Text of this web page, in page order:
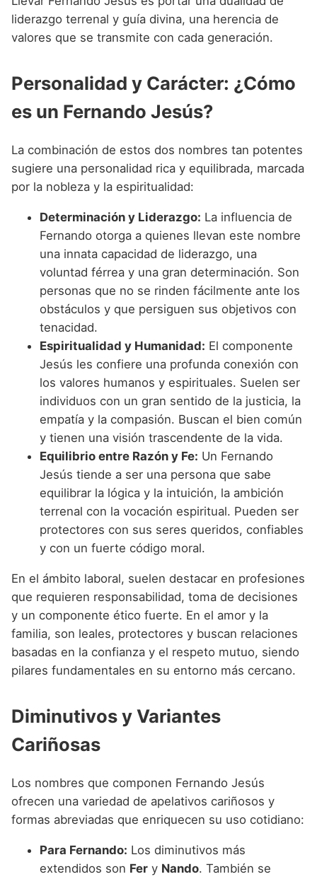
liderazgo terrenal y guía divina, una herencia de
valores que se transmite con cada generación.
Personalidad y Carácter: ¿Cómo
es un Fernando Jesús?
La combinación de estos dos nombres tan potentes
sugiere una personalidad rica y equilibrada, marcada
por la nobleza y la espiritualidad:
Determinación y Liderazgo: La influencia de
Fernando otorga a quienes llevan este nombre
una innata capacidad de liderazgo, una
voluntad férrea y una gran determinación. Son
personas que no se rinden fácilmente ante los
obstáculos y que persiguen sus objetivos con
tenacidad.
Espiritualidad y Humanidad: El componente
Jesús les confiere una profunda conexión con
los valores humanos y espirituales. Suelen ser
individuos con un gran sentido de la justicia, la
empatía y la compasión. Buscan el bien común
y tienen una visión trascendente de la vida.
Equilibrio entre Razón y Fe: Un Fernando
Jesús tiende a ser una persona que sabe
equilibrar la lógica y la intuición, la ambición
terrenal con la vocación espiritual. Pueden ser
protectores con sus seres queridos, confiables
y con un fuerte código moral.
En el ámbito laboral, suelen destacar en profesiones
que requieren responsabilidad, toma de decisiones
y un componente ético fuerte. En el amor y la
familia, son leales, protectores y buscan relaciones
basadas en la confianza y el respeto mutuo, siendo
pilares fundamentales en su entorno más cercano.
Diminutivos y Variantes
Cariñosas
Los nombres que componen Fernando Jesús
ofrecen una variedad de apelativos cariñosos y
formas abreviadas que enriquecen su uso cotidiano:
Para Fernando: Los diminutivos más
extendidos son Fer y Nando. También se